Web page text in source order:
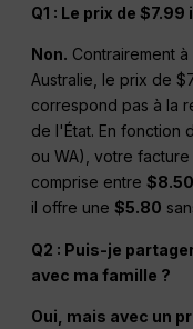
Q1 : Le prix de
Non. Contrairement
Australie, le prix de
correspond pas à la
de l'État. En fonction
ou WA), votre
comprise entre
il offre une$5.80
Q2 : Puis-je
avec ma famille ?
Oui, mais avec un